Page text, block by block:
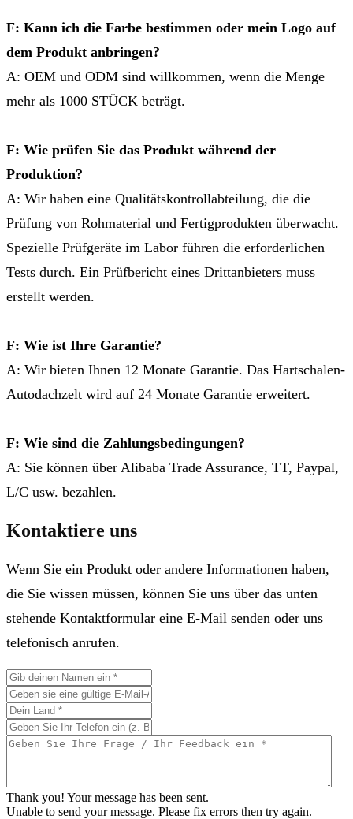
F: Kann ich die Farbe bestimmen oder mein Logo auf
dem Produkt anbringen?
A: OEM und ODM sind willkommen, wenn die Menge
mehr als 1000 STÜCK beträgt.
F: Wie prüfen Sie das Produkt während der
Produktion?
A: Wir haben eine Qualitätskontrollabteilung, die die
Prüfung von Rohmaterial und Fertigprodukten überwacht.
Spezielle Prüfgeräte im Labor führen die erforderlichen
Tests durch. Ein Prüfbericht eines Drittanbieters muss
erstellt werden.
F: Wie ist Ihre Garantie?
A: Wir bieten Ihnen 12 Monate Garantie. Das Hartschalen-
Autodachzelt wird auf 24 Monate Garantie erweitert.
F: Wie sind die Zahlungsbedingungen?
A: Sie können über Alibaba Trade Assurance, TT, Paypal,
L/C usw. bezahlen.
Kontaktiere uns
Wenn Sie ein Produkt oder andere Informationen haben,
die Sie wissen müssen, können Sie uns über das unten
stehende Kontaktformular eine E-Mail senden oder uns
telefonisch anrufen.
Thank you! Your message has been sent.
Unable to send your message. Please fix errors then try again.